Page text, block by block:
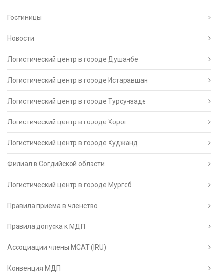
Гостиницы
Новости
Логистический центр в городе Душанбе
Логистический центр в городе Истаравшан
Логистический центр в городе Турсунзаде
Логистический центр в городе Хорог
Логистический центр в городе Худжанд
Филиал в Согдийской области
Логистический центр в городе Мургоб
Правила приёма в членство
Правила допуска к МДП
Ассоциации члены МСАТ (IRU)
Конвенция МДП